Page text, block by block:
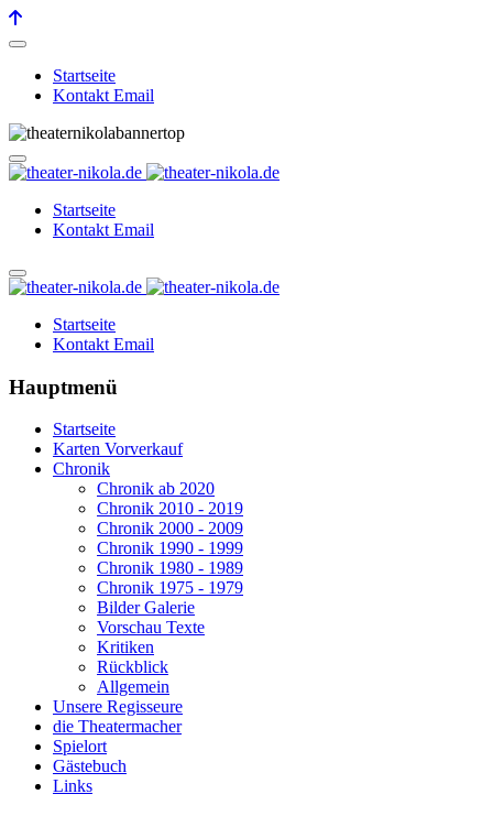
Startseite
Kontakt Email
Startseite
Kontakt Email
Startseite
Kontakt Email
Hauptmenü
Startseite
Karten Vorverkauf
Chronik
Chronik ab 2020
Chronik 2010 - 2019
Chronik 2000 - 2009
Chronik 1990 - 1999
Chronik 1980 - 1989
Chronik 1975 - 1979
Bilder Galerie
Vorschau Texte
Kritiken
Rückblick
Allgemein
Unsere Regisseure
die Theatermacher
Spielort
Gästebuch
Links